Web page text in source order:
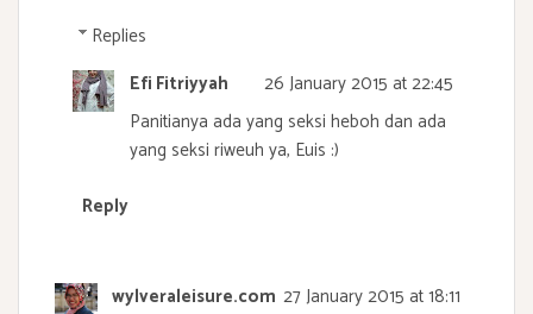
Replies
Efi Fitriyyah
26 January 2015 at 22:45
Panitianya ada yang seksi heboh dan ada
yang seksi riweuh ya, Euis :)
Reply
wylveraleisure.com 27 January 2015 at 18:11